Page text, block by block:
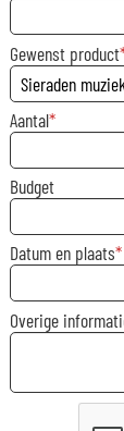
Gewenst product
Aantal
Budget
Datum en plaats
Overige